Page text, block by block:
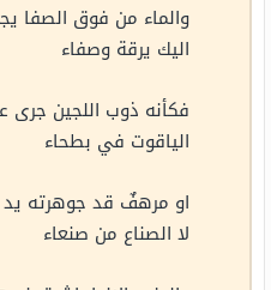
والماء من فوق
اليك يرقة وصفاء
فكأنه ذوب
الياقوت في بطحاء
او مرهفٌ قد
لا الصناع من صنعاء